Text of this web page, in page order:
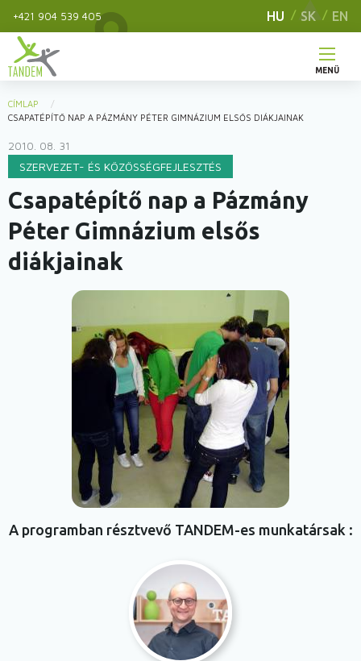
tartalomra
+421 904 539 405 HU SK EN
Main
MENÜ
You
are
here
CÍMLAP
CSAPATÉPÍTŐ NAP A PÁZMÁNY PÉTER GIMNÁZIUM ELSŐS DIÁKJAINAK
2010. 08. 31
SZERVEZET- ÉS KÖZÖSSÉGFEJLESZTÉS
Csapatépítő nap a Pázmány
Péter Gimnázium elsős
diákjainak
A programban résztvevő TANDEM-es munkatársak